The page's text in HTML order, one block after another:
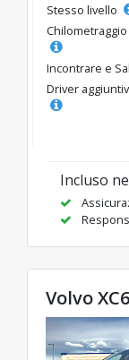
Stesso livello
Incontrare e
Driver
Incluso
Volvo